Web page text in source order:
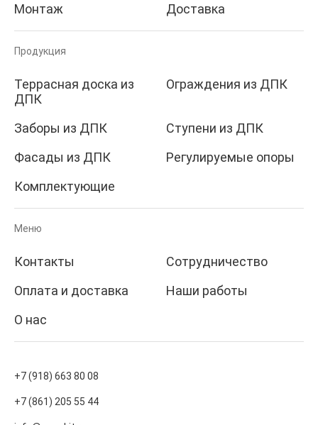
+7 (918) 663 80 08
+7 (861) 205 55 44
Монтаж
Доставка
Продукция
Террасная доска из
ДПК
Ограждения из ДПК
Заборы из ДПК
Ступени из ДПК
Фасады из ДПК
Регулируемые опоры
Комплектующие
Меню
Контакты
Сотрудничество
Оплата и доставка
Наши работы
О нас